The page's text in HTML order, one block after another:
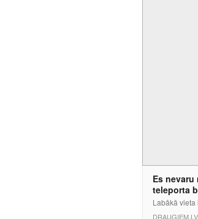
Es
teleporta
Labākā
DRAUGIEM.LV